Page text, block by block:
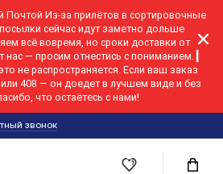
Почтой Из-за прилётов в сортировочные
сейчас идут заметно дольше
всё вовремя, но сроки доставки от
нас — просим отнестись с пониманием. ▎
не распространяется. Если ваш заказ
или 408 — он доедет в лучшем виде и без
что остаётесь с нами!
звонок